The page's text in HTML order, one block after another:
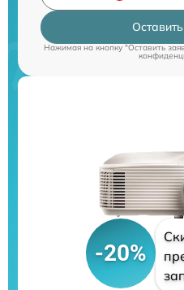
Нажимая на кнопку "Оставить
-20%